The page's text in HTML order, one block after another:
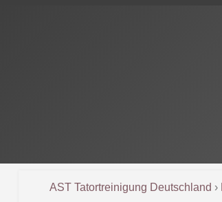
AST Tatortreinigung Deutschland ›